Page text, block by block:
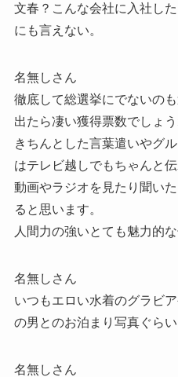
文春？こんな会社に入社し
にも言えない。
名無しさん
徹底して総選挙にでないのも
出たら凄い獲得票数でしょう
きちんとした言葉遣いやグ
はテレビ越しでもちゃんと伝
動画やラジオを見たり聞い
ると思います。
人間力の強いとても魅力的
名無しさん
いつもエロい水着のグラビ
の男とのお泊まり写真ぐら
名無しさん